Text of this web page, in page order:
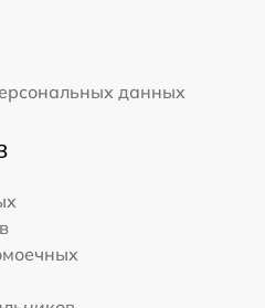
данных